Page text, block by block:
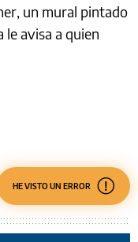
un mural pintado
le avisa a quien
HE VISTO UN ERROR